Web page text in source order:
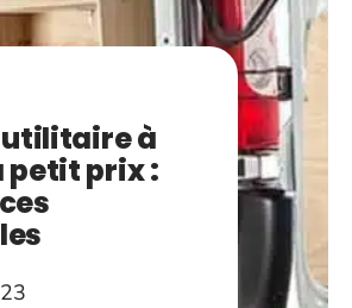
utilitaire à
petit prix :